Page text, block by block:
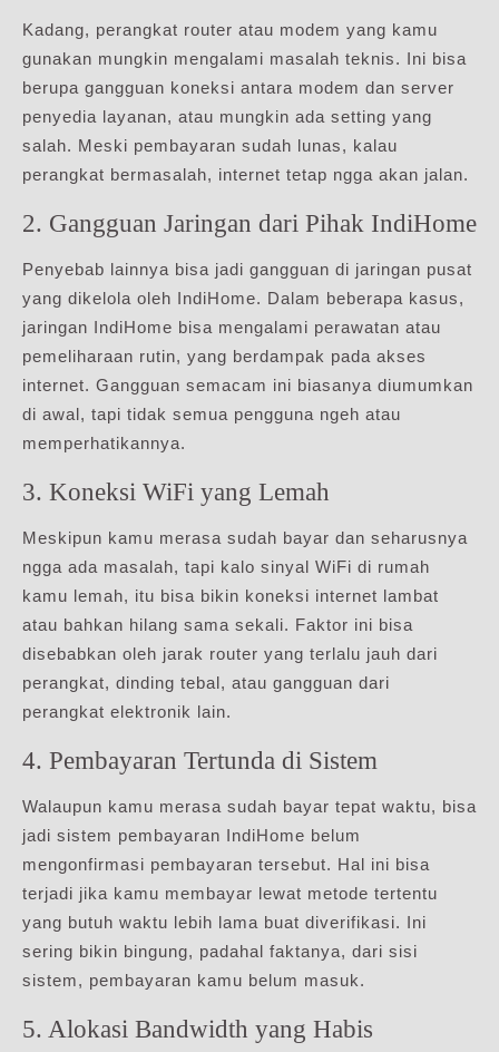
Kadang, perangkat router atau modem yang kamu
gunakan mungkin mengalami masalah teknis. Ini bisa
berupa gangguan koneksi antara modem dan server
penyedia layanan, atau mungkin ada setting yang
salah. Meski pembayaran sudah lunas, kalau
perangkat bermasalah, internet tetap ngga akan jalan.
2. Gangguan Jaringan dari Pihak IndiHome
Penyebab lainnya bisa jadi gangguan di jaringan pusat
yang dikelola oleh IndiHome. Dalam beberapa kasus,
jaringan IndiHome bisa mengalami perawatan atau
pemeliharaan rutin, yang berdampak pada akses
internet. Gangguan semacam ini biasanya diumumkan
di awal, tapi tidak semua pengguna ngeh atau
memperhatikannya.
3. Koneksi WiFi yang Lemah
Meskipun kamu merasa sudah bayar dan seharusnya
ngga ada masalah, tapi kalo sinyal WiFi di rumah
kamu lemah, itu bisa bikin koneksi internet lambat
atau bahkan hilang sama sekali. Faktor ini bisa
disebabkan oleh jarak router yang terlalu jauh dari
perangkat, dinding tebal, atau gangguan dari
perangkat elektronik lain.
4. Pembayaran Tertunda di Sistem
Walaupun kamu merasa sudah bayar tepat waktu, bisa
jadi sistem pembayaran IndiHome belum
mengonfirmasi pembayaran tersebut. Hal ini bisa
terjadi jika kamu membayar lewat metode tertentu
yang butuh waktu lebih lama buat diverifikasi. Ini
sering bikin bingung, padahal faktanya, dari sisi
sistem, pembayaran kamu belum masuk.
5. Alokasi Bandwidth yang Habis